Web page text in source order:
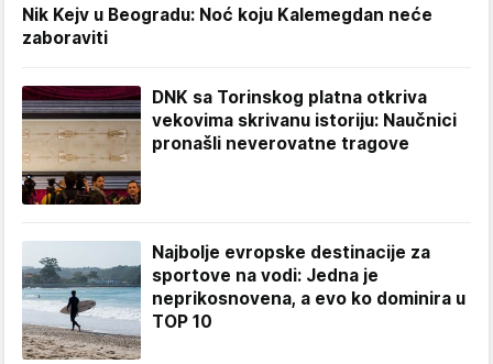
Nik Kejv u Beogradu: Noć koju Kalemegdan neće
zaboraviti
DNK sa Torinskog platna otkriva
vekovima skrivanu istoriju: Naučnici
pronašli neverovatne tragove
Najbolje evropske destinacije za
sportove na vodi: Jedna je
neprikosnovena, a evo ko dominira u
TOP 10